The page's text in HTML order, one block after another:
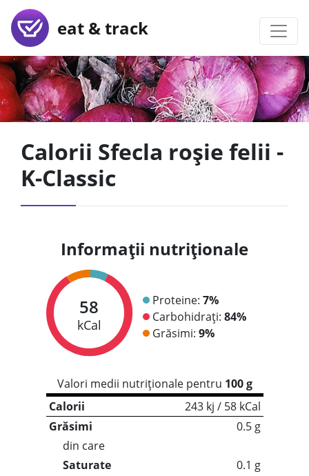
eat & track
Calorii Sfecla roșie felii -
K-Classic
Informații nutriționale
58
kCal
Proteine: 7%
Carbohidrați: 84%
Grăsimi: 9%
Valori medii nutriționale pentru 100 g
Calorii
243 kj / 58 kCal
Grăsimi
0.5 g
din care
Saturate
0.1 g